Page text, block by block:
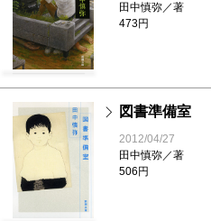
田中慎弥／著
473円
図書準備室
2012/04/27
田中慎弥／著
506円